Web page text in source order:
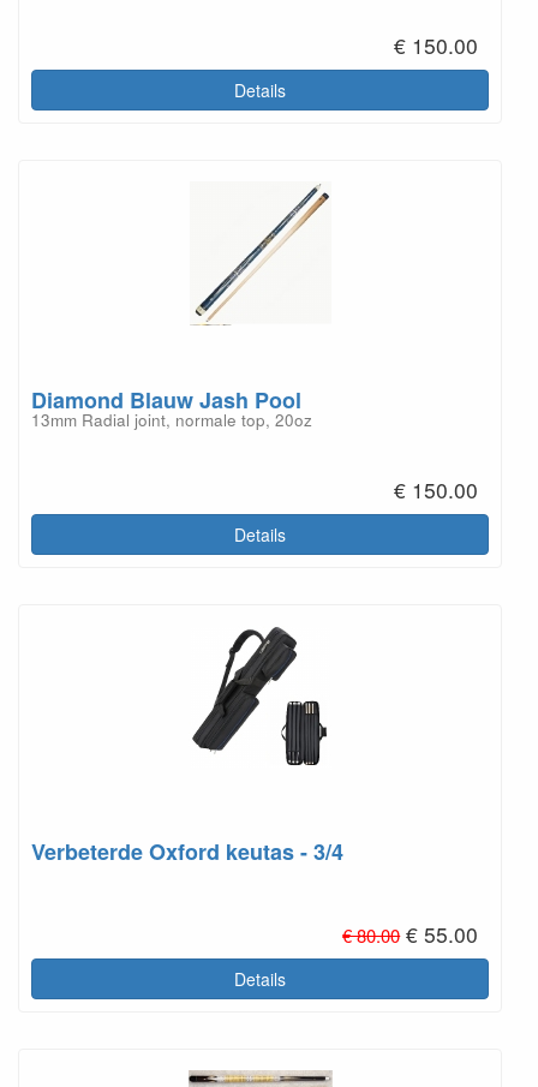
€ 150.00
Details
Diamond Blauw Jash Pool
13mm Radial joint, normale top, 20oz
€ 150.00
Details
Verbeterde Oxford keutas - 3/4
€ 80.00€ 55.00
Details